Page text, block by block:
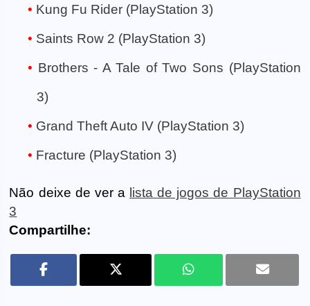
Kung Fu Rider (PlayStation 3)
Saints Row 2 (PlayStation 3)
Brothers - A Tale of Two Sons (PlayStation
3)
Grand Theft Auto IV (PlayStation 3)
Fracture (PlayStation 3)
Não deixe de ver a lista de jogos de PlayStation
3
Compartilhe: